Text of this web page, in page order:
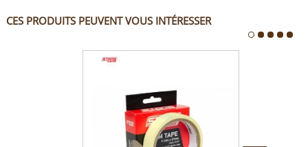
CES PRODUITS PEUVENT VOUS INTÉRESSER